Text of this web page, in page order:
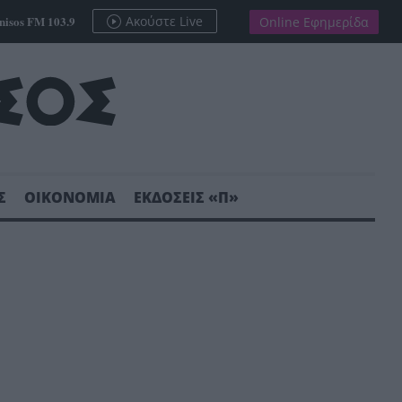
FM 103.9 Ακούστε Live Online Εφημερίδα
ΟΙΚΟΝΟΜΙΑ ΕΚΔΟΣΕΙΣ «Π»